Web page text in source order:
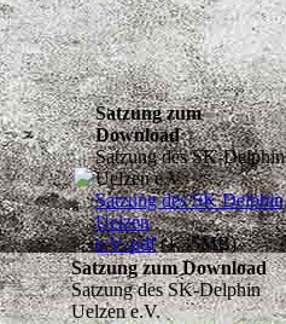
Satzung zum
Download
Satzung des SK-Delphin
Uelzen e.V.
Satzung des SK Delphin
Uelzen
e.V..pdf(1.35MB)
Satzung zum Download
Satzung des SK-Delphin
Uelzen e.V.